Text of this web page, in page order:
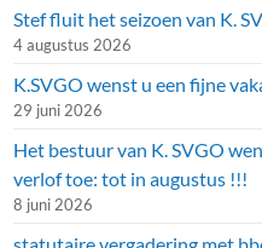
Stef fluit het seizoen van K.
4 augustus 2026
K.SVGO wenst u een fijne
29 juni 2026
Het bestuur van K. SVGO
verlof toe: tot in augustus !!!
8 juni 2026